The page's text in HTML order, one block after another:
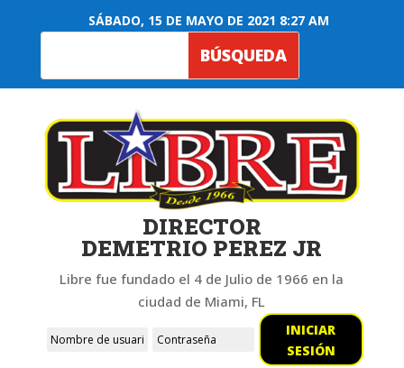
SÁBADO, 15 DE MAYO DE 2021 8:27 AM
DIRECTOR
DEMETRIO PEREZ JR
Libre fue fundado el 4 de Julio de 1966 en la
ciudad de Miami, FL
INICIAR
SESIÓN